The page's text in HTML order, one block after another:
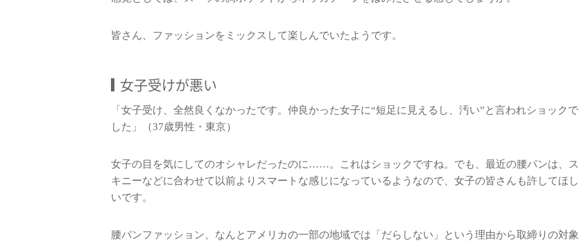
皆さん、ファッションをミックスして楽しんでいたようです。
女子受けが悪い
「女子受け、全然良くなかったです。仲良かった女子に“短足に見えるし、汚い”と言われショックで
した」（37歳男性・東京）
女子の目を気にしてのオシャレだったのに……。これはショックですね。でも、最近の腰パンは、ス
キニーなどに合わせて以前よりスマートな感じになっているようなので、女子の皆さんも許してほし
いです。
腰パンファッション、なんとアメリカの一部の地域では「だらしない」という理由から取締りの対象